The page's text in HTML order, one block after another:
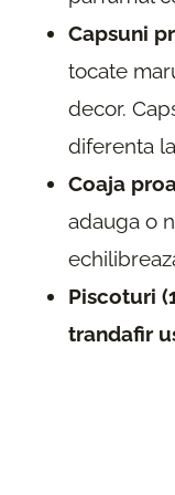
Capsuni
tocate
decor.
diferenta
Coaja
adauga o
Piscoturi
trandafir